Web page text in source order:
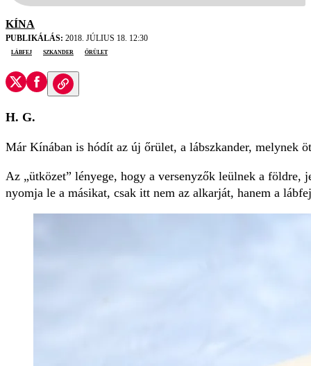
KÍNA
PUBLIKÁLÁS: 2018. JÚLIUS 18. 12:30
lábfej
szkander őrület
H. G.
Már Kínában is hódít az új őrület, a láb­szkander, melynek
Az „ütközet” lényege, hogy a versenyzők leülnek a földre,
nyomja le a másikat, csak itt nem az alkarját, hanem a